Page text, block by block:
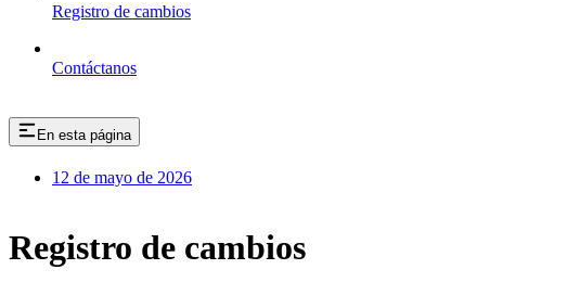
Registro de cambios
Contáctanos
En esta página
12 de mayo de 2026
Registro de cambios